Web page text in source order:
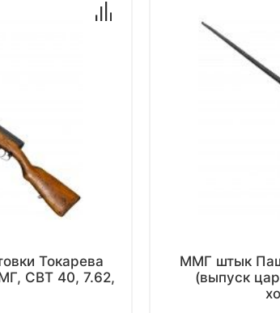
Токарева
СВТ 40, 7.62,
ММГ штык
(выпуск